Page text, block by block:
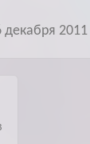
декабря